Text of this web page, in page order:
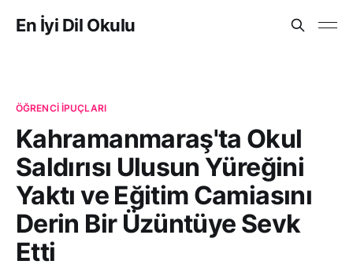
En İyi Dil Okulu
ÖĞRENCI İPUÇLARI
Kahramanmaraş'ta Okul
Saldırısı Ulusun Yüreğini
Yaktı ve Eğitim Camiasını
Derin Bir Üzüntüye Sevk
Etti